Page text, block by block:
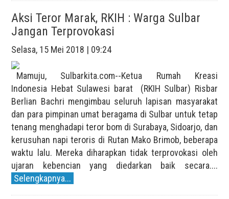
Aksi Teror Marak, RKIH : Warga Sulbar
Jangan Terprovokasi
Selasa, 15 Mei 2018 | 09:24
Mamuju, Sulbarkita.com--Ketua Rumah Kreasi
Indonesia Hebat Sulawesi barat (RKIH Sulbar) Risbar
Berlian Bachri mengimbau seluruh lapisan masyarakat
dan para pimpinan umat beragama di Sulbar untuk tetap
tenang menghadapi teror bom di Surabaya, Sidoarjo, dan
kerusuhan napi teroris di Rutan Mako Brimob, beberapa
waktu lalu. Mereka diharapkan tidak terprovokasi oleh
ujaran kebencian yang diedarkan baik secara....
Selengkapnya...